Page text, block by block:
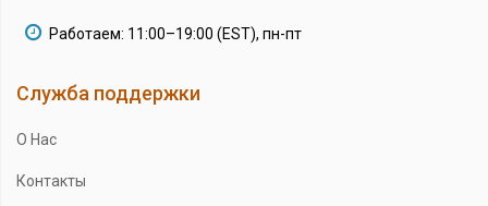
Работаем: 11:00–19:00 (EST), пн-пт
Служба поддержки
О Нас
Контакты